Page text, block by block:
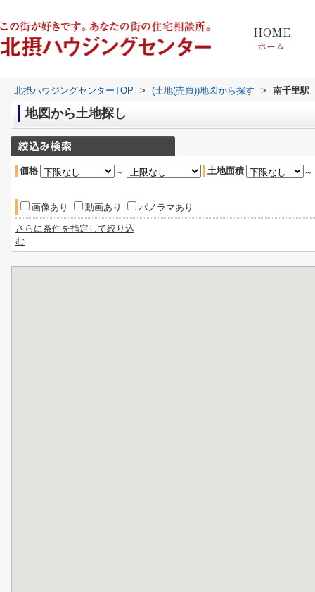
HOME
ホーム
北摂ハウジングセンターTOP > (土地(売買))地図から探す > 南千里駅
地図から土地探し
価格 ～ 土地面積 ～
画像あり 動画あり
パノラマあり
さらに条件を指定して絞り込
む